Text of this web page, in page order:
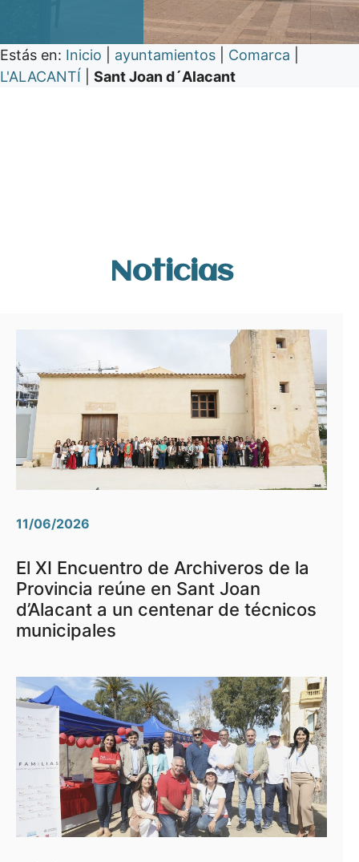
Estás en: Inicio ayuntamientos Comarca
L'ALACANTÍ
Sant Joan d´Alacant
Noticias
11/06/2026
El XI Encuentro de Archiveros de la
Provincia reúne en Sant Joan
d’Alacant a un centenar de técnicos
municipales